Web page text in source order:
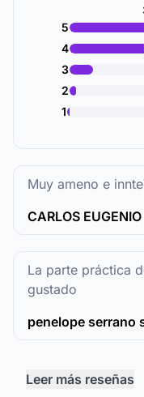
5
4
3
2
1
Muy ameno e
CARLOS
La parte práctica
gustado
penelope serrano
Leer más reseñas